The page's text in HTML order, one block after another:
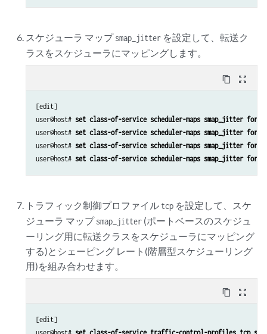
スケジューラ マップsmap_jitter を設定して、転送ク
ラスをスケジューラにマッピングします。
content_copy zoom_out_map
[edit]
user@host# set class-of-service scheduler-maps smap_jitter
user@host# set class-of-service scheduler-maps smap_jitter
user@host# set class-of-service scheduler-maps smap_jitter
user@host# set class-of-service scheduler-maps smap_jitter
トラフィック制御プロファイル tcp を設定して、スケ
ジューラ マップsmap_jitter (ポートベースのスケジュ
ーリング用に転送クラスをスケジューラにマッピング
する)とシェーピング レート(階層型スケジューリング
用)を組み合わせます。
content_copy zoom_out_map
[edit]